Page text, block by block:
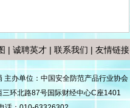
| 诚聘英才 | 联系我们 | 友情链接
办单位：中国安全防范产品行业协会
环北路87号国际财经中心C座1401